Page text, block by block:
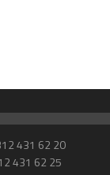
431 62 20
431 62 25